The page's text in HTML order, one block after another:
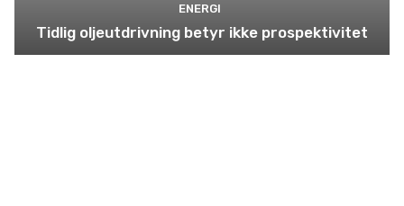
ENERGI
Tidlig oljeutdrivning betyr ikke prospektivitet